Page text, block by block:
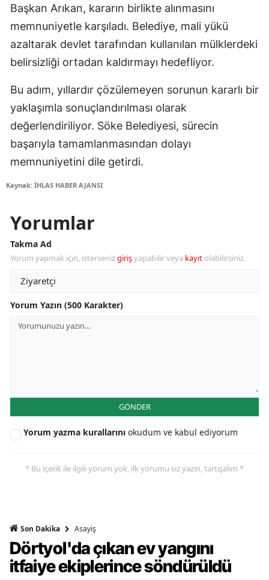
Başkan Arıkan, kararın birlikte alınmasını
memnuniyetle karşıladı. Belediye, mali yükü
azaltarak devlet tarafından kullanılan mülklerdeki
belirsizliği ortadan kaldırmayı hedefliyor.
Bu adım, yıllardır çözülemeyen sorunun kararlı bir
yaklaşımla sonuçlandırılması olarak
değerlendiriliyor. Söke Belediyesi, sürecin
başarıyla tamamlanmasından dolayı
memnuniyetini dile getirdi.
Kaynak: İHLAS HABER AJANSI
Yorumlar
Takma Ad
Yorum yapmak için, istersenizgirişyapabilir veya kayıt olabilirsiniz.
Yorum Yazın (500 Karakter)
GÖNDER
Yorum yazma kurallarını okudum ve kabul ediyorum
* Bu içerik ile ilgili yorum yok, ilk yorumu siz yazın, tartışalım *
Son Dakika Asayiş
Dörtyol'da çıkan ev yangını
itfaiye ekiplerince söndürüldü